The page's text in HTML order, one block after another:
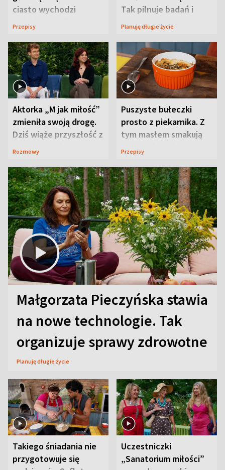
ciasto wychodzi
wyjątkowo wilgotne
Przepisy
Tak pilnuje badań i
wizyt
Planuję długie życie
Aktorka „M jak miłość”
zmieniła swoją drogę.
Dziś wiąże przyszłość z
neurobiologią
Rozmowy
Puszyste bułeczki
prosto z piekarnika. Z
tym masłem smakują
jeszcze lepiej
Przepisy
Małgorzata Pieczyńska stawia
na nowe technologie. Tak
organizuje sprawy zdrowotne
Planuję długie życie
Takiego śniadania nie
przygotowuje się
Uczestniczki
„Sanatorium miłości”